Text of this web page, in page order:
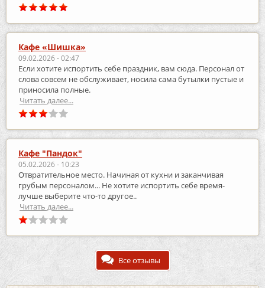
Кафе «Шишка»
09.02.2026 - 02:47
Если хотите испортить себе праздник, вам сюда. Персонал от
слова совсем не обслуживает, носила сама бутылки пустые и
приносила полные.
Читать далее...
Кафе "Пандок"
05.02.2026 - 10:23
Отвратительное место. Начиная от кухни и заканчивая
грубым персоналом... Не хотите испортить себе время-
лучше выберите что-то другое..
Читать далее...
Все отзывы